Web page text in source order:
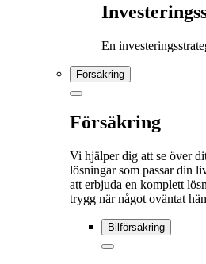
En
Försäkring
Försäkring
Vi hjälper dig att se över
lösningar som passar din
att erbjuda en komplett
trygg när något oväntat
Bilförsäkring